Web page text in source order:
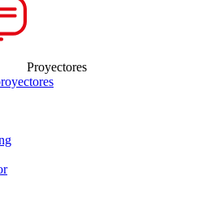
Proyectores